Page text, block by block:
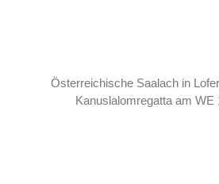
Österreichische Saalach in
Kanuslalomregatta am WE